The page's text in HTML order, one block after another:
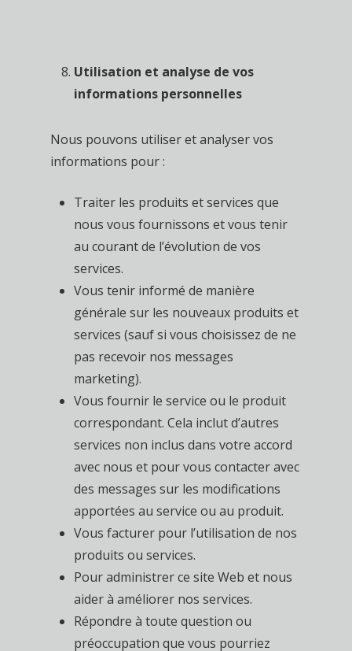
Utilisation et analyse de vos
informations personnelles
Nous pouvons utiliser et analyser vos
informations pour :
Traiter les produits et services que
nous vous fournissons et vous tenir
au courant de l’évolution de vos
services.
Vous tenir informé de manière
générale sur les nouveaux produits et
services (sauf si vous choisissez de ne
pas recevoir nos messages
marketing).
Vous fournir le service ou le produit
correspondant. Cela inclut d’autres
services non inclus dans votre accord
avec nous et pour vous contacter avec
des messages sur les modifications
apportées au service ou au produit.
Vous facturer pour l’utilisation de nos
produits ou services.
Pour administrer ce site Web et nous
aider à améliorer nos services.
Répondre à toute question ou
préoccupation que vous pourriez